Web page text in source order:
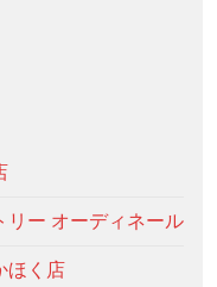
リー オーディネール
ほく店